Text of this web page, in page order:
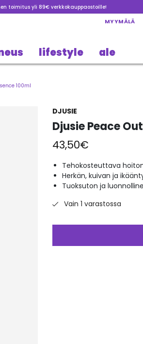
toimitus yli 89€ verkkokauppaostoille!
MYYMÄLÄ
lifestyle ale
100ml
DJUSIE
Djusie Peace
43,50€
Tehokosteuttava
Herkän, kuivan ja
Tuoksuton ja
Vain 1 varastossa